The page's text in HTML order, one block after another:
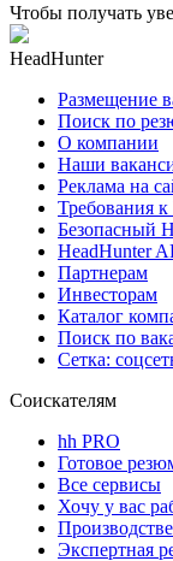
Чтобы получать
HeadHunter
Размещение
Поиск по
О компании
Наши
Реклама на
Требования
Безопасный
HeadHunter
Партнерам
Инвесторам
Каталог
Поиск по
Сетка:
Соискателям
hh PRO
Готовое
Все сервисы
Хочу у вас
Экспертная